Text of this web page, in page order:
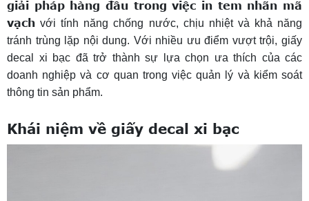
giải pháp hàng đầu trong việc in tem nhãn mã
vạch với tính năng chống nước, chịu nhiệt và khả năng
tránh trùng lặp nội dung. Với nhiều ưu điểm vượt trội, giấy
decal xi bạc đã trở thành sự lựa chọn ưa thích của các
doanh nghiệp và cơ quan trong việc quản lý và kiểm soát
thông tin sản phẩm.
Khái niệm về giấy decal xi bạc